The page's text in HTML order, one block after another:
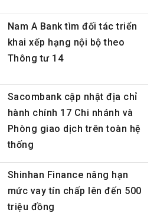
Nam A Bank tìm đối tác triển
khai xếp hạng nội bộ theo
Thông tư 14
Sacombank cập nhật địa chỉ
hành chính 17 Chi nhánh và
Phòng giao dịch trên toàn hệ
thống
Shinhan Finance nâng hạn
mức vay tín chấp lên đến 500
triệu đồng